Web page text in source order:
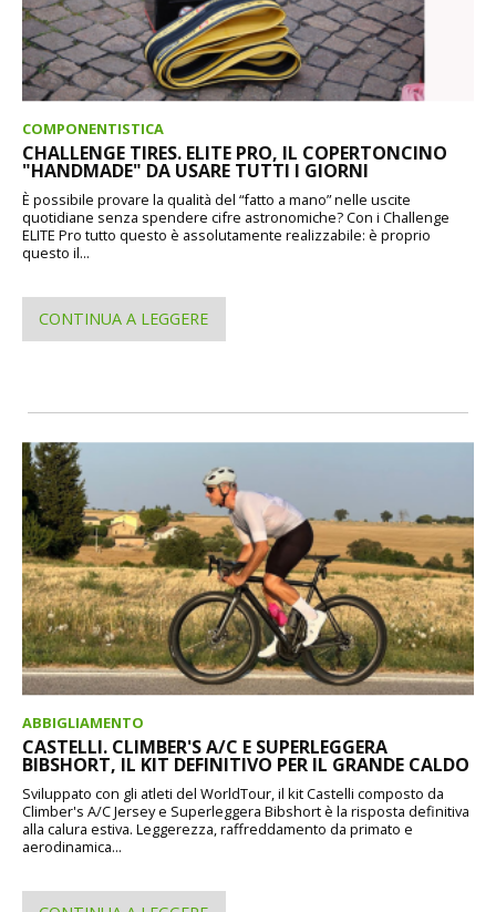
COMPONENTISTICA
CHALLENGE TIRES. ELITE PRO, IL COPERTONCINO
"HANDMADE" DA USARE TUTTI I GIORNI
È possibile provare la qualità del “fatto a mano” nelle uscite
quotidiane senza spendere cifre astronomiche? Con i Challenge
ELITE Pro tutto questo è assolutamente realizzabile: è proprio
questo il...
CONTINUA A LEGGERE
ABBIGLIAMENTO
CASTELLI. CLIMBER'S A/C E SUPERLEGGERA
BIBSHORT, IL KIT DEFINITIVO PER IL GRANDE CALDO
Sviluppato con gli atleti del WorldTour, il kit Castelli composto da
Climber's A/C Jersey e Superleggera Bibshort è la risposta definitiva
alla calura estiva. Leggerezza, raffreddamento da primato e
aerodinamica...